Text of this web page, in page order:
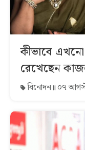
কীভাবে
রেখেছেন
বিনোদন ০৭